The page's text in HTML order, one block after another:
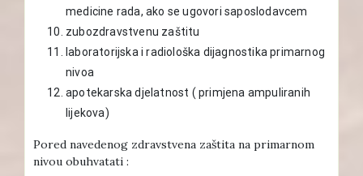
medicine rada, ako se ugovori saposlodavcem
zubozdravstvenu zaštitu
laboratorijska i radiološka dijagnostika primarnog
nivoa
apotekarska djelatnost ( primjena ampuliranih
lijekova)
Pored navedenog zdravstvena zaštita na primarnom
nivou obuhvatati :